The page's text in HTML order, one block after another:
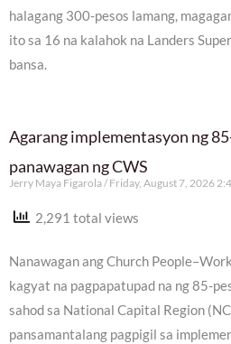
halagang 300-pesos lamang,
ito sa 16 na kalahok na Landers
bansa.
Agarang implementasyon ng
panawagan ng CWS
Jerry Maya Figarola Friday, August 7, 2026
2,291 total views
Nanawagan ang Church
kagyat na pagpapatupad na ng 85-
sahod sa National Capital Region
pansamantalang pagpigil sa